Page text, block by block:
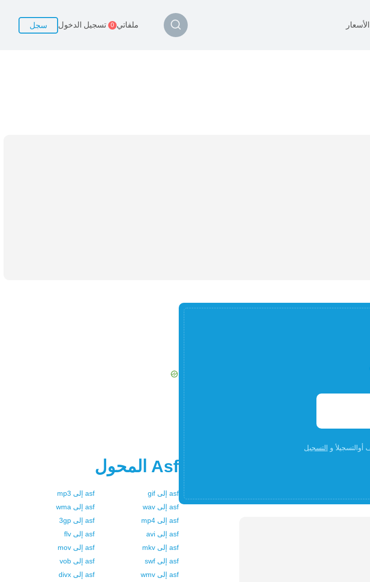
الأسعار ملفاتي 0 تسجيل الدخول سجل
التسجيل
Asf المحول
asf إلى gif
asf إلى mp3
asf إلى wav
asf إلى wma
asf إلى mp4
asf إلى 3gp
asf إلى avi
asf إلى flv
asf إلى mkv
asf إلى mov
asf إلى swf
asf إلى vob
asf إلى wmv
asf إلى divx